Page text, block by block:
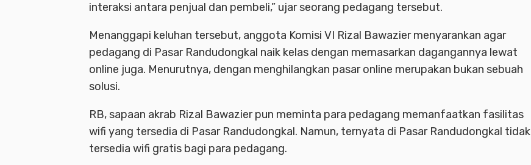
interaksi antara penjual dan pembeli,” ujar seorang pedagang tersebut.
Menanggapi keluhan tersebut, anggota Komisi VI Rizal Bawazier menyarankan agar
pedagang di Pasar Randudongkal naik kelas dengan memasarkan dagangannya lewat
online juga. Menurutnya, dengan menghilangkan pasar online merupakan bukan sebuah
solusi.
RB, sapaan akrab Rizal Bawazier pun meminta para pedagang memanfaatkan fasilitas
wifi yang tersedia di Pasar Randudongkal. Namun, ternyata di Pasar Randudongkal tidak
tersedia wifi gratis bagi para pedagang.